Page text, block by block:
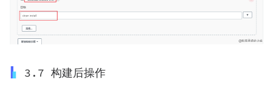
3.7 构建后操作